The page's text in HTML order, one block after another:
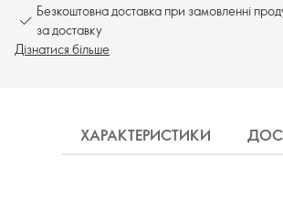
Безкоштовна доставка при замовленні
за доставку
Дізнатися більше
ХАРАКТЕРИСТИКИ